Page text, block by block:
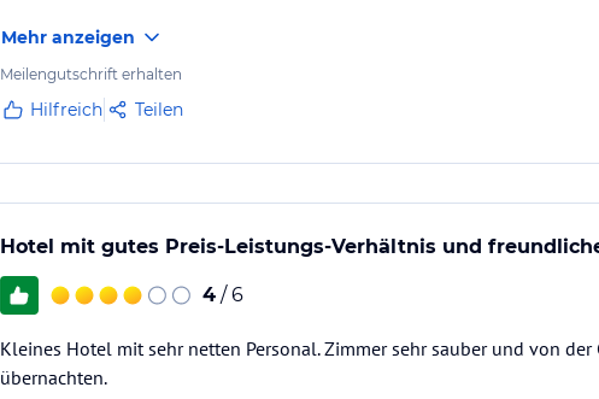
Mehr anzeigen
Meilengutschrift erhalten
Hilfreich Teilen
Hotel mit gutes Preis-Leistungs-Verhältnis und
4 / 6
Kleines Hotel mit sehr netten Personal. Zimmer sehr sauber und von
übernachten.